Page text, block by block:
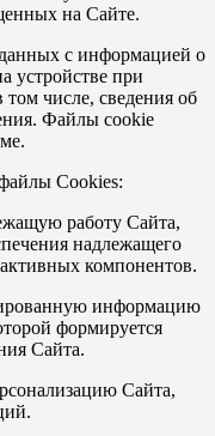
на Сайте.
c информацией о
устройстве при
числе, сведения об
Файлы cookie
Cookies:
работу Сайта,
надлежащего
компонентов.
информацию
формируется
Сайта.
Сайта,